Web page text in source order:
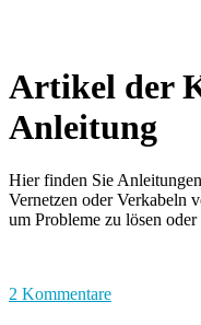
Artikel der
Anleitung
Hier finden Sie
Vernetzen oder Verkabeln
um Probleme zu lösen
2 Kommentare